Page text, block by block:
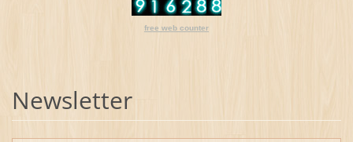
free web counter
Newsletter